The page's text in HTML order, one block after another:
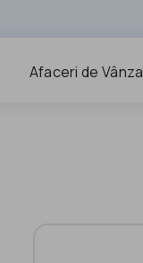
Afaceri de